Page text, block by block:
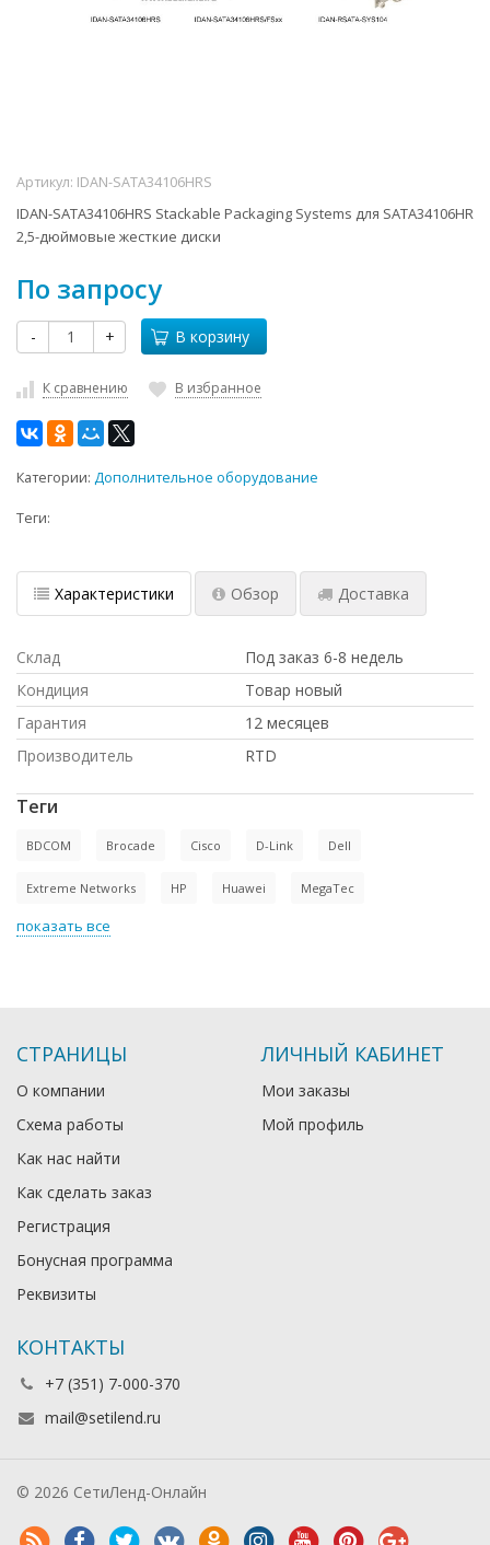
Артикул: IDAN-SATA34106HRS
IDAN-SATA34106HRS Stackable Packaging Systems для SATA34106HR
2,5-дюймовые жесткие диски
По запросу
- + В корзину
К сравнению В избранное
Категории: Дополнительное оборудование
Теги:
Характеристики Обзор Доставка
Склад
Под заказ 6-8 недель
Кондиция
Товар новый
Гарантия
12 месяцев
Производитель
RTD
Теги
BDCOM Brocade Cisco D-Link Dell
Extreme Networks HP Huawei MegaTec
показать все
СТРАНИЦЫ
О компании
Схема работы
Как нас найти
Как сделать заказ
Регистрация
Бонусная программа
Реквизиты
ЛИЧНЫЙ КАБИНЕТ
Мои заказы
Мой профиль
КОНТАКТЫ
+7 (351) 7-000-370
mail@setilend.ru
© 2026 СетиЛенд-Онлайн